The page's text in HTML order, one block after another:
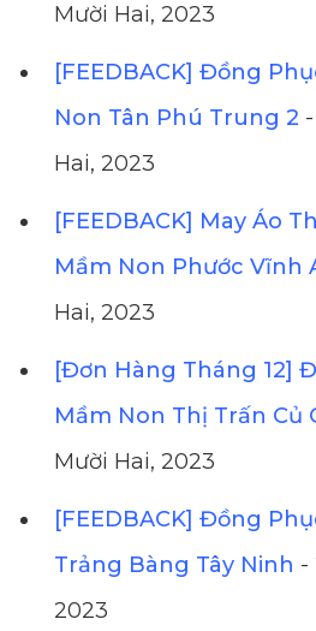
Mười Hai, 2023
[FEEDBACK] Đồng
Non Tân Phú Trung 2
Hai, 2023
[FEEDBACK] May Áo
Mầm Non Phước Vĩnh
Hai, 2023
[Đơn Hàng Tháng 12]
Mầm Non Thị Trấn Củ
Mười Hai, 2023
[FEEDBACK] Đồng
Trảng Bàng Tây Ninh -
2023